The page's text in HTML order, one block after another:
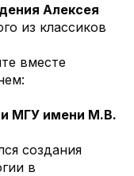
Алексея
из классиков
вместе
МГУ имени М.В.
создания
в